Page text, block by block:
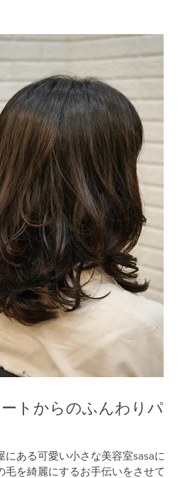
トからのふんわりパー
にある可愛い小さな美容室sasaにて
毛を綺麗にするお手伝いをさせて頂